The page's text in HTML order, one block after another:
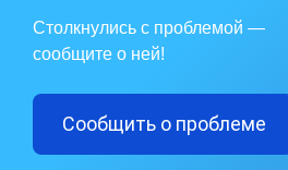
Столкнулись с проблемой —
сообщите о ней!
Сообщить о проблеме